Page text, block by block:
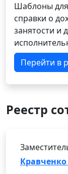
Шаблоны для
справки о
занятости и
Перейти в
Реестр